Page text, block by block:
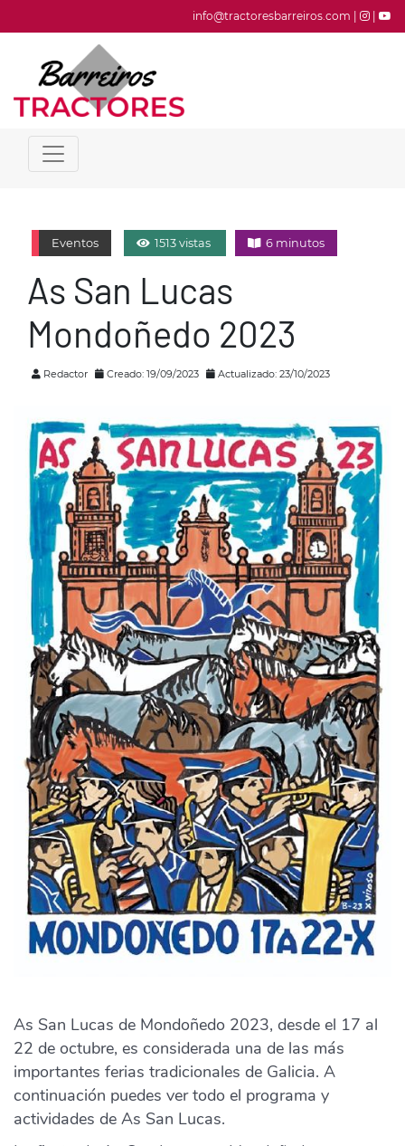
info@tractoresbarreiros.com |
Eventos 1513 vistas 6 minutos
As San Lucas
Mondoñedo 2023
Redactor Creado: 19/09/2023 Actualizado: 23/10/2023
As San Lucas de Mondoñedo 2023, desde el 17 al
22 de octubre, es considerada una de las más
importantes ferias tradicionales de Galicia. A
continuación puedes ver todo el programa y
actividades de As San Lucas.